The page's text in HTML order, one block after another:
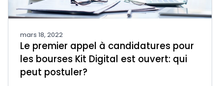
mars 18, 2022
Le premier appel à candidatures pour
les bourses Kit Digital est ouvert: qui
peut postuler?